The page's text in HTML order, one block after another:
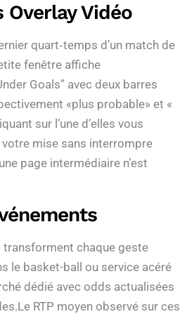
Vidéo
quart‑temps d’un match de
fenêtre affiche
Goals” avec deux barres
«​plus probable​» et «​
sur l’une d’elles vous
mise sans interrompre
page intermédiaire n’est
transforment chaque geste
le basket-ball ou service acéré
dédié avec odds actualisées
RTP moyen observé sur ces